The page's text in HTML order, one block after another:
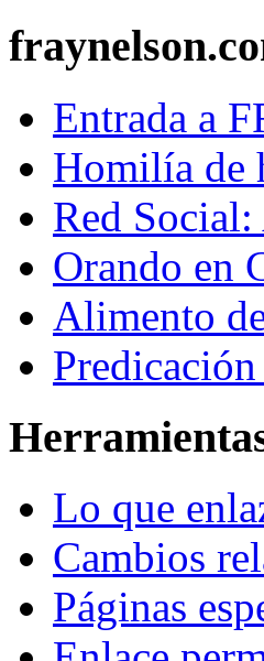
Entrada a
Homilía de
Red
Orando en
Alimento
Lo que
Cambios
Páginas